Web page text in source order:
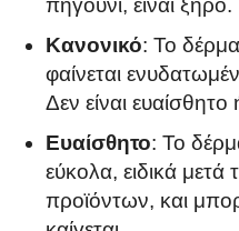
πηγούνι, είναι ξηρό.
Κανονικό: Το δέρμα
φαίνεται
Δεν είναι ευαίσθητο
Ευαίσθητο: Το
εύκολα, ειδικά
προϊόντων, και